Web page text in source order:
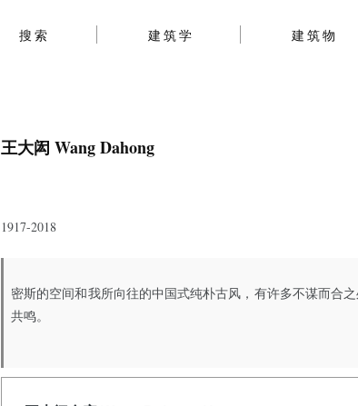
搜索 建筑学 建筑物
王大闳 Wang Dahong
1917-2018
密斯的空间和我所向往的中国式纯朴古风，有许多不谋而合
共鸣。